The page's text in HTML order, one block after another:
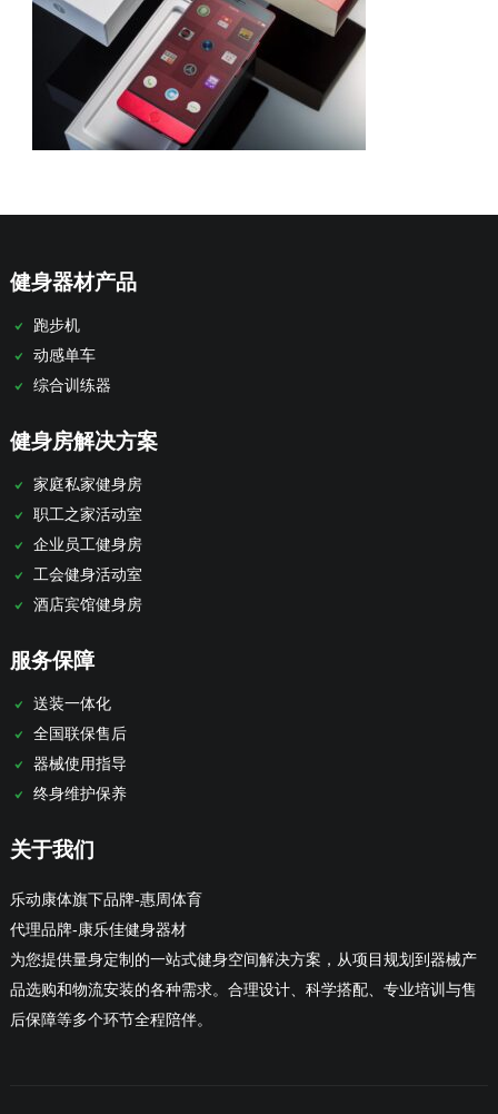
健身器材产品
跑步机
动感单车
综合训练器
健身房解决方案
家庭私家健身房
职工之家活动室
企业员工健身房
工会健身活动室
酒店宾馆健身房
服务保障
送装一体化
全国联保售后
器械使用指导
终身维护保养
关于我们
乐动康体旗下品牌-惠周体育
代理品牌-康乐佳健身器材
为您提供量身定制的一站式健身空间解决方案，从项目规划到器械产
品选购和物流安装的各种需求。合理设计、科学搭配、专业培训与售
后保障等多个环节全程陪伴。